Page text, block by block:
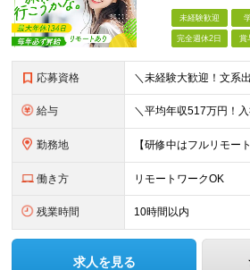
未経験歓迎
完全週休2日 賞
応募資格
給与
勤務地
働き方 リモートワークOK
残業時間 10時間以内
求人を見る